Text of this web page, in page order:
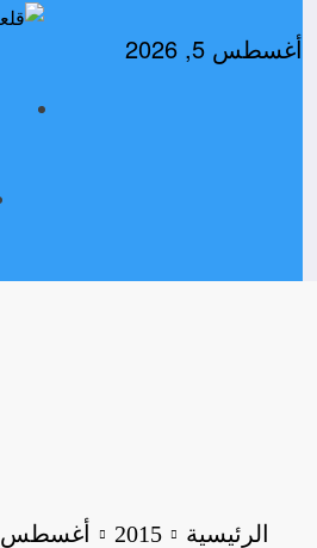
إلىأغسطس 5, 2026
الرئيسية 2015 أغسطس